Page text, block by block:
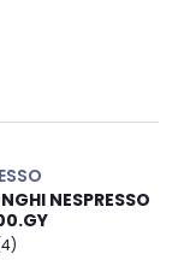
NESPRESSO